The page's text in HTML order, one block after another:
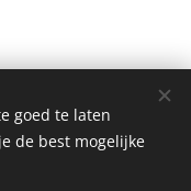
goed te laten
de best mogelijke